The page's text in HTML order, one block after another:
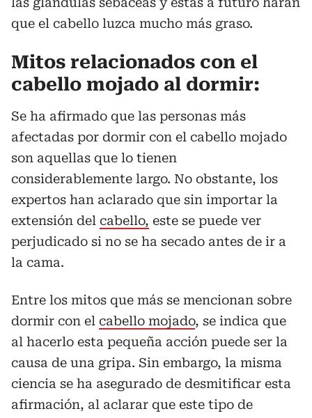
que el cabello luzca mucho más graso.
Mitos relacionados con el
cabello mojado al dormir:
Se ha afirmado que las personas más
afectadas por dormir con el cabello mojado
son aquellas que lo tienen
considerablemente largo. No obstante, los
expertos han aclarado que sin importar la
extensión del cabello, este se puede ver
perjudicado si no se ha secado antes de ir a
la cama.
Entre los mitos que más se mencionan sobre
dormir con el cabello mojado, se indica que
al hacerlo esta pequeña acción puede ser la
causa de una gripa. Sin embargo, la misma
ciencia se ha asegurado de desmitificar esta
afirmación, al aclarar que este tipo de